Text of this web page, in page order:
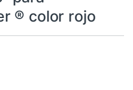
® color rojo